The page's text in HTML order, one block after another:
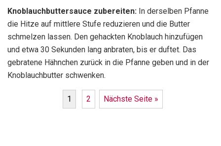
Knoblauchbuttersauce zubereiten: In derselben Pfanne
die Hitze auf mittlere Stufe reduzieren und die Butter
schmelzen lassen. Den gehackten Knoblauch hinzufügen
und etwa 30 Sekunden lang anbraten, bis er duftet. Das
gebratene Hähnchen zurück in die Pfanne geben und in der
Knoblauchbutter schwenken.
1 2 Nächste Seite »